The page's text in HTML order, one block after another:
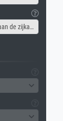
Canvas lijst - Afbeelding gespiegeld aan de zijkant